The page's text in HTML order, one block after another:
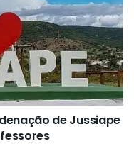
de Jussiape